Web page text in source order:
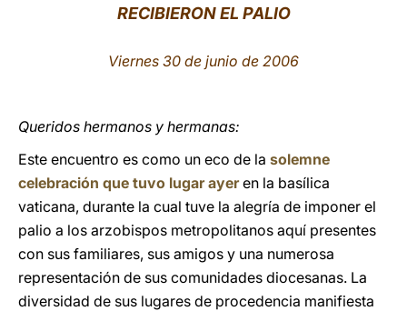
RECIBIERON EL PALIO
Viernes 30 de junio de 2006
Queridos hermanos y hermanas:
Este encuentro es como un eco de la solemne
celebración que tuvo lugar ayeren la basílica
vaticana, durante la cual tuve la alegría de imponer el
palio a los arzobispos metropolitanos aquí presentes
con sus familiares, sus amigos y una numerosa
representación de sus comunidades diocesanas. La
diversidad de sus lugares de procedencia manifiesta